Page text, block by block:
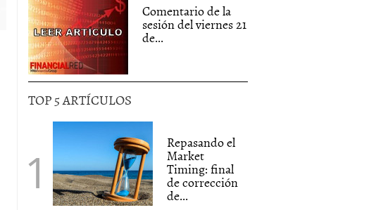
Comentario de la
sesión del viernes 21
de...
TOP 5 ARTÍCULOS
Repasando el
Market
Timing: final
de corrección
de...